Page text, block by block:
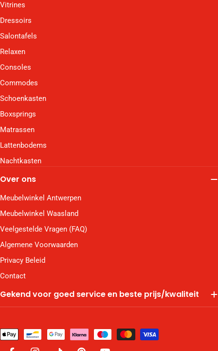
Vitrines
Dressoirs
Salontafels
Relaxen
Consoles
Commodes
Schoenkasten
Boxsprings
Matrassen
Lattenbodems
Nachtkasten
Over ons
Meubelwinkel Antwerpen
Meubelwinkel Waasland
Veelgestelde Vragen (FAQ)
Algemene Voorwaarden
Privacy Beleid
Contact
Gekend voor goed service en beste prijs/kwaliteit
Betaalmethodes